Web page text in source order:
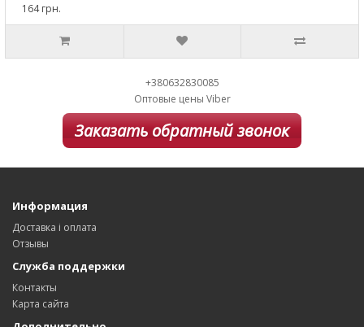
164 грн.
+380632830085
Оптовые цены Viber
Заказать обратный звонок
Информация
Доставка і оплата
Отзывы
Служба поддержки
Контакты
Карта сайта